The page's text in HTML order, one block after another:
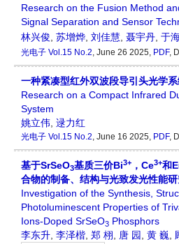
Research on the Fusion Method
Signal Separation and Sensor
林兴俊 苏增烨 刘佳慧 聂宇丹 于
光电子 Vol.15 No.2, June 26 2025, PDF,
一种紧凑型红外双波段导引头光学
Research on a Compact Infrared
System
姚立伟 逯力红
光电子 Vol.15 No.2, June 16 2025, PDF,
基于SrSeO3基质三价Bi3+ ，Ce3+和
合物的制备、结构与光致发光性能
Investigation of the Synthesis,
Photoluminescent Properties of
Ions-Doped SrSeO3 Phosphors
李东升 李泽楷 郑 栩 唐 园 黄 巍